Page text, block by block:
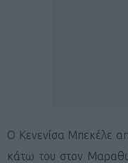
Ο Κενενίσα Μπεκέλε
κάτω του στον